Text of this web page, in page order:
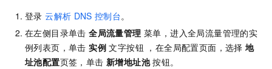
登录云解析 DNS 控制台。
在左侧目录单击全局流量管理 菜单，进入全局流量管理的实
例列表页，单击实例 文字按钮 ，在全局配置页面，选择地
址池配置页签，单击新增地址池按钮。